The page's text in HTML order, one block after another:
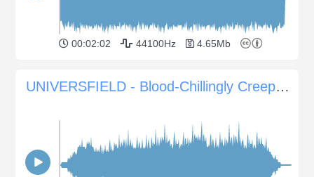
00:02:02 44100Hz 4.65Mb
UNIVERSFIELD - Blood-Chillingly Creepy Atmospheres